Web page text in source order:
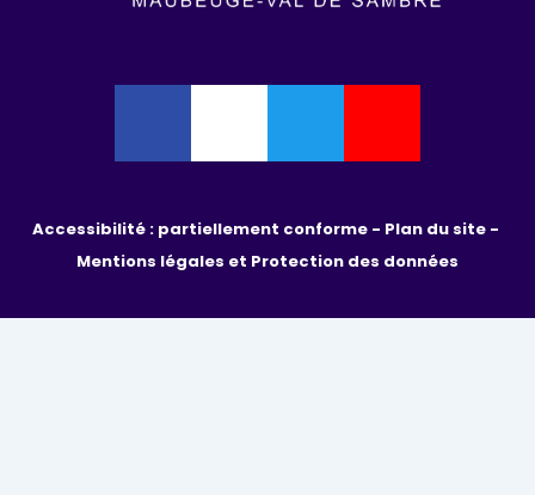
Accessibilité : partiellement conforme -
Mentions légales et Protection des données